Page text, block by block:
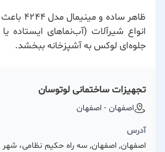
ظاهر ساده
انواع شیرآلات (آب‌نماهای
جلوه‌ای لوکس به آشپزخانه ببخشد.
تجهیزات ساختمانی لوتوسان
اصفهان - اصفهان
آدرس